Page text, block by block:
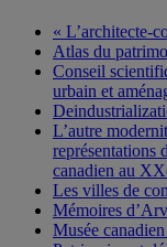
« L’architecte-
Atlas du
Conseil
urbain et
L’autre
représentations
canadien au
Les villes de
Mémoires
Musée